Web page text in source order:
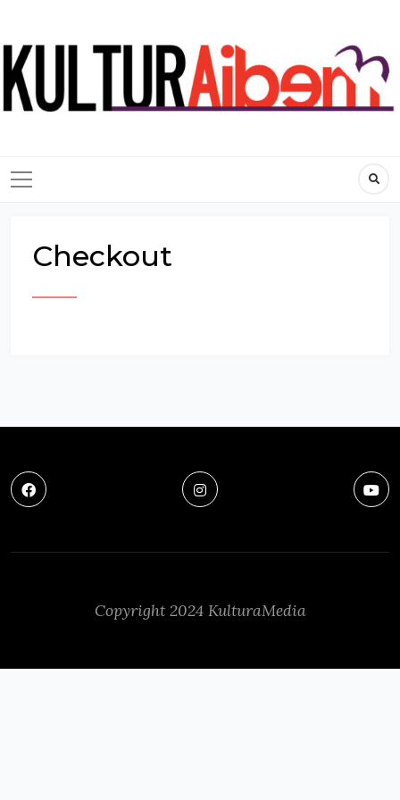
Checkout
Copyright 2024 KulturaMedia